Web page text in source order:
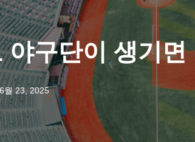
야구단이 생기
6월 23, 2025